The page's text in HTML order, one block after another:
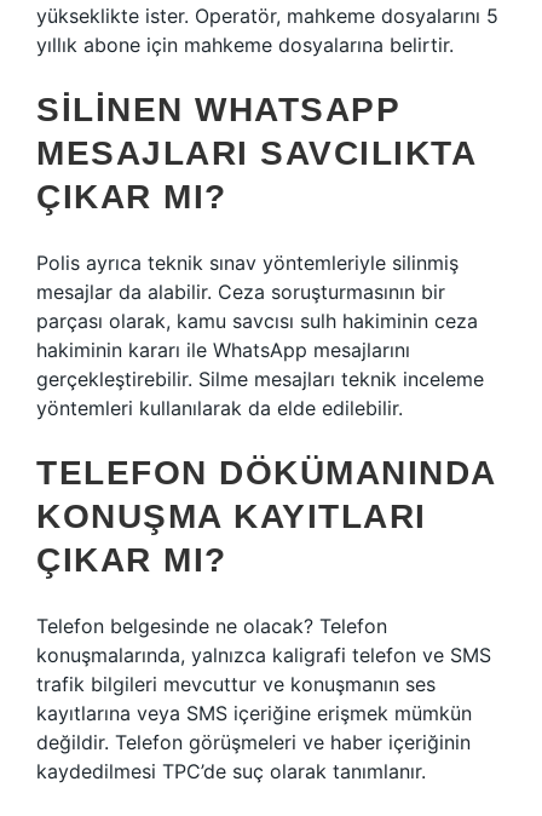
yükseklikte ister. Operatör, mahkeme dosyalarını 5
yıllık abone için mahkeme dosyalarına belirtir.
SILINEN WHATSAPP
MESAJLARI SAVCILIKTA
ÇIKAR MI?
Polis ayrıca teknik sınav yöntemleriyle silinmiş
mesajlar da alabilir. Ceza soruşturmasının bir
parçası olarak, kamu savcısı sulh hakiminin ceza
hakiminin kararı ile WhatsApp mesajlarını
gerçekleştirebilir. Silme mesajları teknik inceleme
yöntemleri kullanılarak da elde edilebilir.
TELEFON DÖKÜMANINDA
KONUŞMA KAYITLARI
ÇIKAR MI?
Telefon belgesinde ne olacak? Telefon
konuşmalarında, yalnızca kaligrafi telefon ve SMS
trafik bilgileri mevcuttur ve konuşmanın ses
kayıtlarına veya SMS içeriğine erişmek mümkün
değildir. Telefon görüşmeleri ve haber içeriğinin
kaydedilmesi TPC’de suç olarak tanımlanır.